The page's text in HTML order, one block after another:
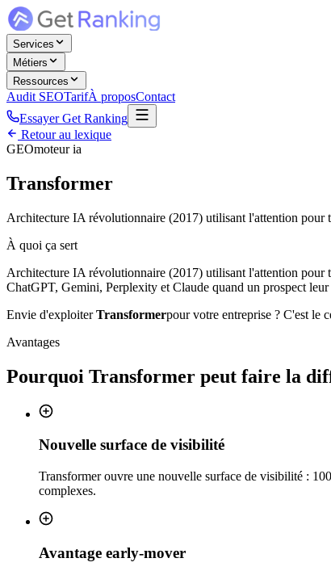
Services
Métiers
Ressources
Audit SEOTarifÀ proposContact
Essayer Get Ranking
Retour au lexique
GEOmoteur ia
Transformer
Architecture IA révolutionnaire (2017) utilisant l'attention pour
À quoi ça sert
Architecture IA révolutionnaire (2017) utilisant l'attention pour
ChatGPT, Gemini, Perplexity et Claude quand un prospect leur
Envie d'exploiterTransformerpour votre entreprise ? C'est le
Avantages
Pourquoi Transformer peut faire la
Nouvelle surface de visibilité
Transformer ouvre une nouvelle surface de visibilité :
complexes.
Avantage early-mover